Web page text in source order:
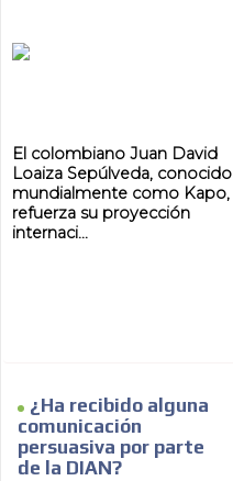
El colombiano Juan David
Loaiza Sepúlveda, conocido
mundialmente como Kapo,
refuerza su proyección
internaci...
¿Ha recibido alguna
comunicación
persuasiva por parte
de la DIAN?